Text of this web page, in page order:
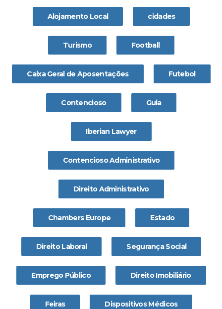
Alojamento Local cidades
Turismo Football
Caixa Geral de Aposentações Futebol
Contencioso Guia
Iberian Lawyer
Contencioso Administrativo
Direito Administrativo
Chambers Europe Estado
Direito Laboral Segurança Social
Emprego Público Direito Imobiliário
Feiras Dispositivos Médicos